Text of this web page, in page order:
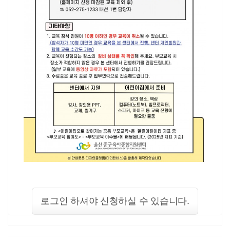
로그인 하셔야 신청하실 수 있습니다.